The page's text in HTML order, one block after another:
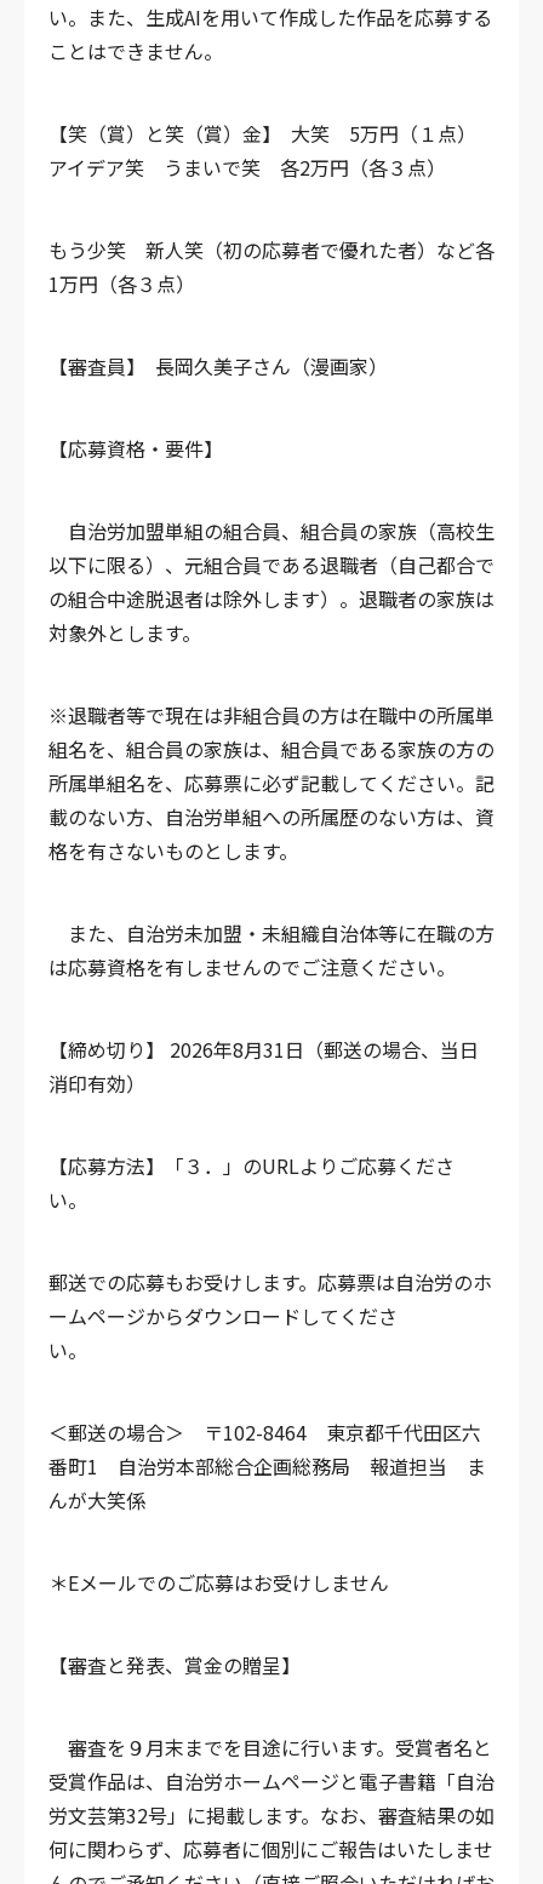
い。また、生成AIを用いて作成した作品を応募する
ことはできません。
【笑（賞）と笑（賞）金】 大笑 5万円（１点）
アイデア笑 うまいで笑 各2万円（各３点）
もう少笑 新人笑（初の応募者で優れた者）など各
1万円（各３点）
【審査員】 長岡久美子さん（漫画家）
【応募資格・要件】
自治労加盟単組の組合員、組合員の家族（高校生
以下に限る）、元組合員である退職者（自己都合で
の組合中途脱退者は除外します）。退職者の家族は
対象外とします。
※退職者等で現在は非組合員の方は在職中の所属単
組名を、組合員の家族は、組合員である家族の方の
所属単組名を、応募票に必ず記載してください。記
載のない方、自治労単組への所属歴のない方は、資
格を有さないものとします。
また、自治労未加盟・未組織自治体等に在職の方
は応募資格を有しませんのでご注意ください。
【締め切り】
2026年8月31日（郵送の場合、当日
消印有効）
【応募方法】「３．」のURLよりご応募くださ
い。
郵送での応募もお受けします。応募票は自治労のホ
ームページからダウンロードしてくださ
い。
＜郵送の場合＞
〒102-8464 東京都千代田区六
番町1 自治労本部総合企画総務局 報道担当 ま
んが大笑係
＊Eメールでのご応募はお受けしません
【審査と発表、賞金の贈呈】
審査を９月末までを目途に行います。受賞者名と
受賞作品は、自治労ホームページと電子書籍「自治
労文芸第32号」に掲載します。なお、審査結果の如
何に関わらず、応募者に個別にご報告はいたしませ